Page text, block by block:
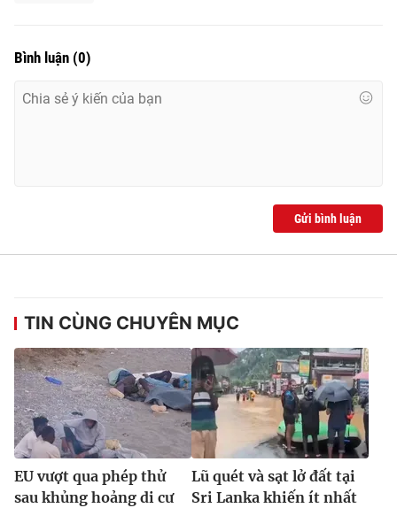
Bình luận (0)
Gửi bình luận
TIN CÙNG CHUYÊN MỤC
EU vượt qua phép thử
sau khủng hoảng di cư
Lũ quét và sạt lở đất tại
Sri Lanka khiến ít nhất